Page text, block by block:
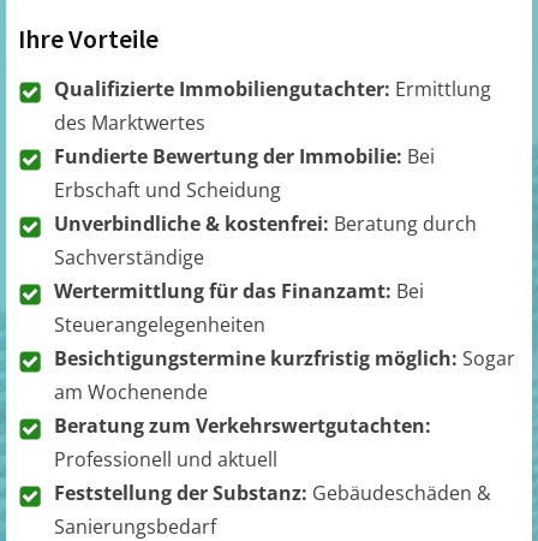
Ihre Vorteile
Qualifizierte Immobiliengutachter: Ermittlung
des Marktwertes
Fundierte Bewertung der Immobilie: Bei
Erbschaft und Scheidung
Unverbindliche & kostenfrei: Beratung durch
Sachverständige
Wertermittlung für das Finanzamt: Bei
Steuerangelegenheiten
Besichtigungstermine kurzfristig möglich: Sogar
am Wochenende
Beratung zum Verkehrswertgutachten:
Professionell und aktuell
Feststellung der Substanz: Gebäudeschäden &
Sanierungsbedarf